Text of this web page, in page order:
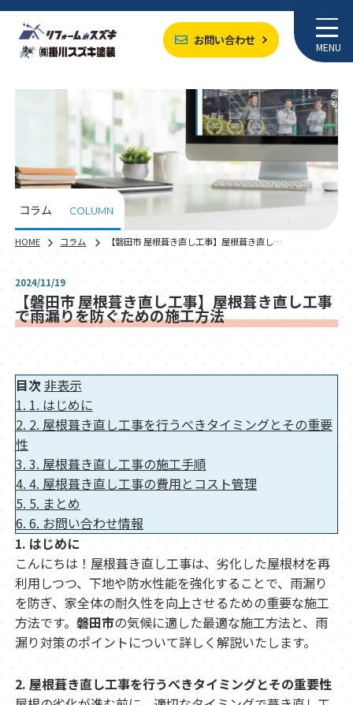
お問い合わせ MENU
コラム COLUMN
HOME コラム 【磐田市 屋根葺き直し工事】屋根葺き直し…
2024/11/19
【磐田市 屋根葺き直し工事】屋根葺き直し工事
で雨漏りを防ぐための施工方法
目次非表示
1. 1. はじめに
2. 2. 屋根葺き直し工事を行うべきタイミングとその重要
性
3. 3. 屋根葺き直し工事の施工手順
4. 4. 屋根葺き直し工事の費用とコスト管理
5. 5. まとめ
6. 6. お問い合わせ情報
1. はじめに
こんにちは！屋根葺き直し工事は、劣化した屋根材を再
利用しつつ、下地や防水性能を強化することで、雨漏り
を防ぎ、家全体の耐久性を向上させるための重要な施工
方法です。 磐田市の気候に適した最適な施工方法と、雨
漏り対策のポイントについて詳しく解説いたします。
2. 屋根葺き直し工事を行うべきタイミングとその重要性